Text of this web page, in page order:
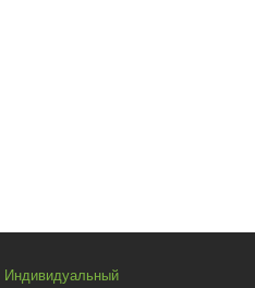
Индивидуальный